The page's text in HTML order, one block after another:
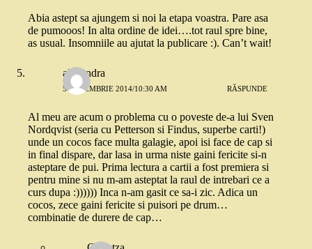
Abia astept sa ajungem si noi la etapa voastra. Pare asa
de pumooos! In alta ordine de idei….tot raul spre bine,
as usual. Insomniile au ajutat la publicare :). Can’t wait!
alexandra
5 DECEMBRIE 2014/10:30 AM RĂSPUNDE
Al meu are acum o problema cu o poveste de-a lui Sven
Nordqvist (seria cu Petterson si Findus, superbe carti!)
unde un cocos face multa galagie, apoi isi face de cap si
in final dispare, dar lasa in urma niste gaini fericite si-n
asteptare de pui. Prima lectura a cartii a fost premiera si
pentru mine si nu m-am asteptat la raul de intrebari ce a
curs dupa :)))))) Inca n-am gasit ce sa-i zic. Adica un
cocos, zece gaini fericite si puisori pe drum…
combinatie de durere de cap…